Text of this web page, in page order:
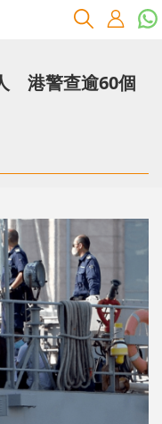
港警查逾60個